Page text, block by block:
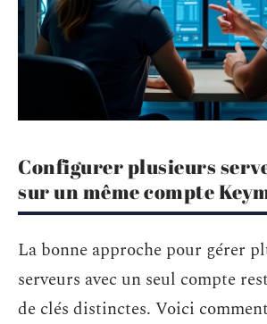
Configurer plusieurs
sur un même compte
La bonne approche pour gérer
serveurs avec un seul compte
de clés distinctes. Voici